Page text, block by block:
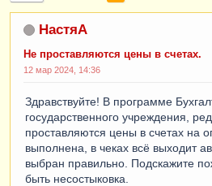
НастяА
Не проставляются цены в счетах.
12 мар 2024, 14:36
Здравствуйте! В программе
государственного учреждения,
проставляются цены в счетах на
выполнена, в чеках всё выходит
выбран правильно. Подскажите
быть несостыковка.